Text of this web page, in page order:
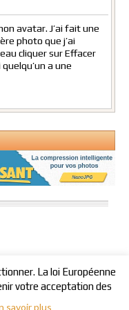
avatar. J’ai fait une
photo que j’ai
cliquer sur Effacer
a une
// Contactez-moi //
et vie privée
La loi Européenne
votre acceptation des
savoir plus